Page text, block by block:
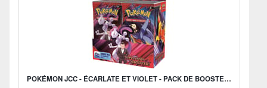
POKÉMON JCC - ÉCARLATE ET VIOLET - PACK DE BOOSTER EV10 RIVALITÉS DESTINÉES (DISPLAY X36) - FR